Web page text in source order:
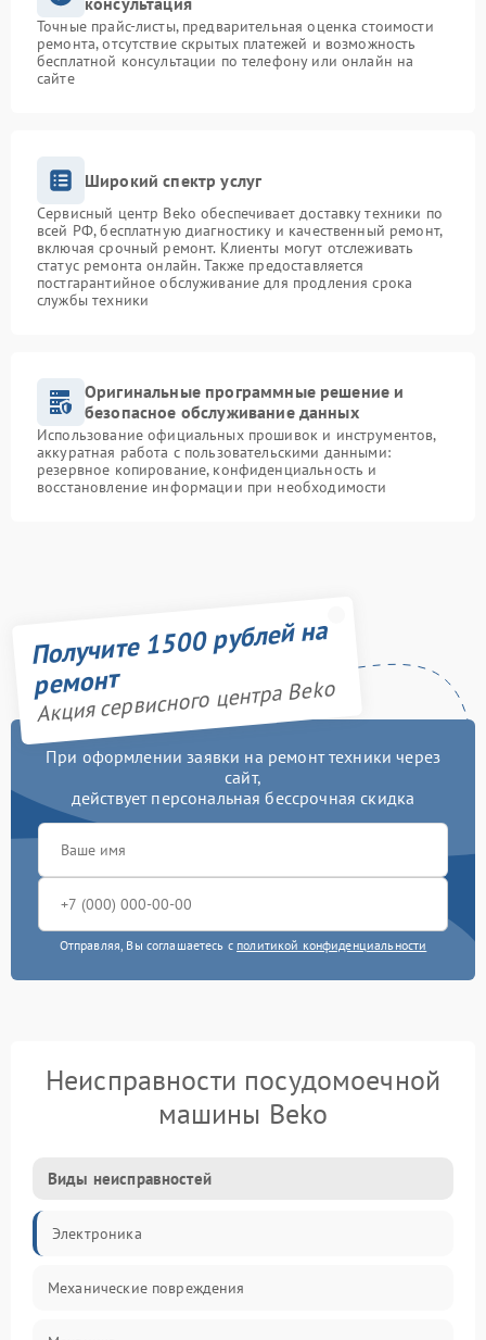
Точные прайс-листы, предварительная оценка стоимости
ремонта, отсутствие скрытых платежей и возможность
бесплатной консультации по телефону или онлайн на
сайте
Широкий спектр услуг
Сервисный центр Beko обеспечивает доставку техники по
всей РФ, бесплатную диагностику и качественный ремонт,
включая срочный ремонт. Клиенты могут отслеживать
статус ремонта онлайн. Также предоставляется
постгарантийное обслуживание для продления срока
службы техники
Оригинальные программные решение и
безопасное обслуживание данных
Использование официальных прошивок и инструментов,
аккуратная работа с пользовательскими данными:
резервное копирование, конфиденциальность и
восстановление информации при необходимости
Получите 1500 рублей на
ремонт
Акция сервисного центра Beko
При оформлении заявки на ремонт техники через
сайт,
действует персональная бессрочная скидка
Отправляя, Вы соглашаетесь с политикой конфиденциальности
Неисправности посудомоечной
машины Beko
Виды неисправностей
Электроника
Механические повреждения